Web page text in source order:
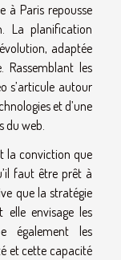
à Paris repousse
La planification
adaptée
les
s’articule autour
et d’une
du web.
la conviction que
faut être prêt à
que la stratégie
elle envisage les
également les
et cette capacité